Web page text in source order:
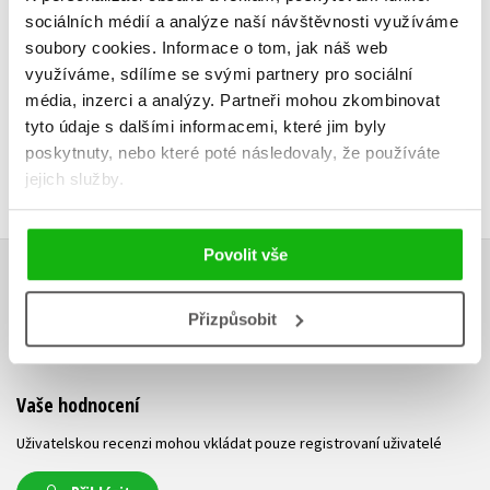
sociálních médií a analýze naší návštěvnosti využíváme
soubory cookies. Informace o tom, jak náš web
využíváme, sdílíme se svými partnery pro sociální
média, inzerci a analýzy. Partneři mohou zkombinovat
tyto údaje s dalšími informacemi, které jim byly
poskytnuty, nebo které poté následovaly, že používáte
jejich služby.
Povolit vše
Přizpůsobit
229 Kč
183 Kč 183 Kč
HODNOCENÍ ČTENÁŘŮ
V současné době nejsou vytvořena žádná uživatelská hodnocení.
Vaše hodnocení
Uživatelskou recenzi mohou vkládat pouze registrovaní uživatelé